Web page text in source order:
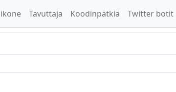
Tavuttaja Koodinpätkiä Twitter botit